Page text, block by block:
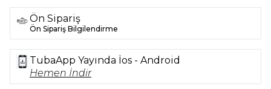
Ön Sipariş
Ön Sipariş Bilgilendirme
TubaApp Yayında İos - Android
Hemen İndir